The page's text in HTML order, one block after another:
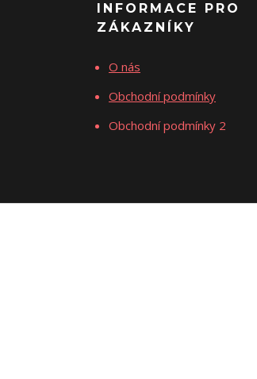
INFORMACE PRO
ZÁKAZNÍKY
O nás
Obchodní podmínky
Obchodní podmínky 2